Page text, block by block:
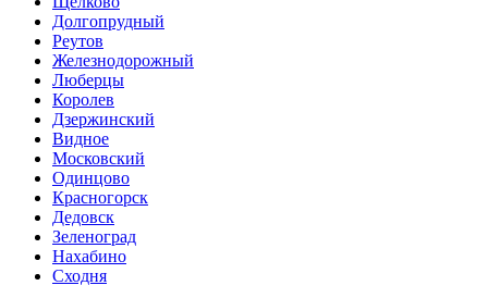
Долгопрудный
Реутов
Железнодорожный
Люберцы
Королев
Дзержинский
Видное
Московский
Одинцово
Красногорск
Дедовск
Зеленоград
Нахабино
Сходня